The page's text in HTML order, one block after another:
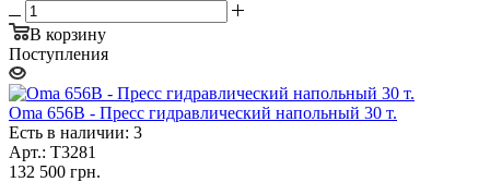
В корзину
Поступления
Oma 656B - Пресс гидравлический напольный 30 т.
Есть в наличии: 3
Арт.: T3281
132 500 грн.